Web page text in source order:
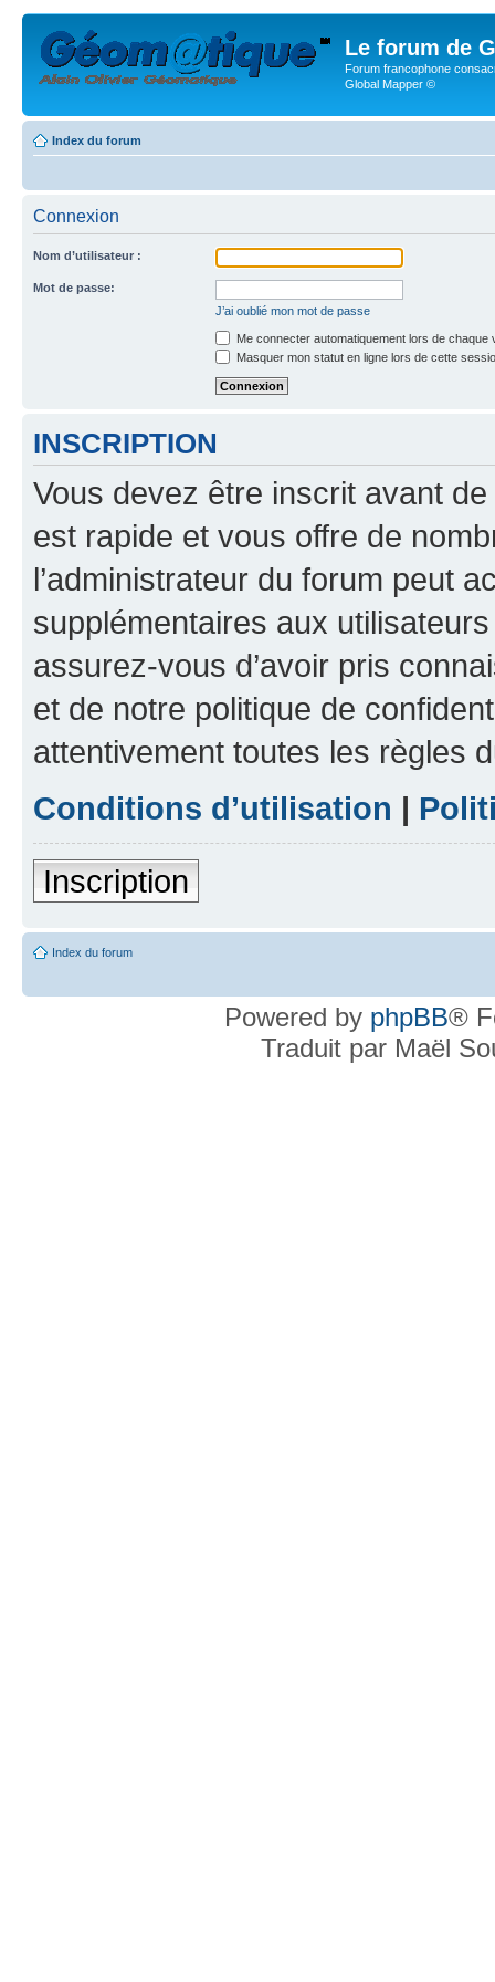
Le forum de
Forum francophone
Global Mapper ©
Index du forum
Connexion
Nom d’utilisateur :
Mot de passe:
J’ai oublié mon mot de passe
Me connecter automatiquement lors de chaque
Masquer mon statut en ligne lors de cette
INSCRIPTION
Vous devez être inscrit avant
est rapide et vous offre de
l’administrateur du forum peut
supplémentaires aux
assurez-vous d’avoir pris
et de notre politique de
attentivement toutes les règles
Conditions d’utilisation |
Inscription
Index du forum
Powered by phpBB®
Traduit par Maël